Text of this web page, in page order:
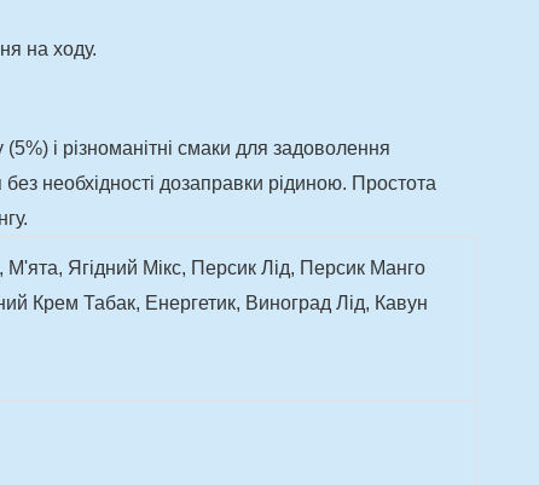
на ходу.
і різноманітні смаки для задоволення
необхідності дозаправки рідиною. Простота
Ягідний Мікс, Персик Лід, Персик Манго
Крем Табак, Енергетик, Виноград Лід, Кавун